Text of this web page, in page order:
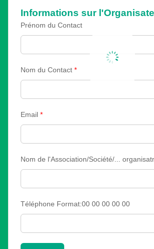
Informations sur
Prénom du Contact
Nom du Contact *
Email *
Nom de l'Association/Société/...
Téléphone Format:00 00 00 00 00